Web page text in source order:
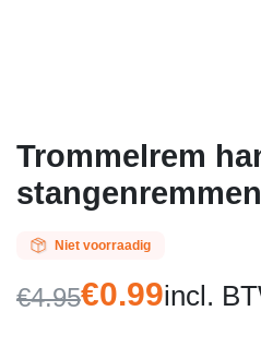
Trommelrem
Niet voorraadig
€4.95€0.99incl.